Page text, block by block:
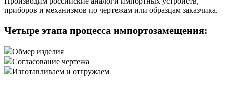
приборов и механизмов по чертежам или образцам заказчика.
Четыре этапа процесса импортозамещения:
Обмер изделия
Согласование чертежа
Изготавливаем и отгружаем